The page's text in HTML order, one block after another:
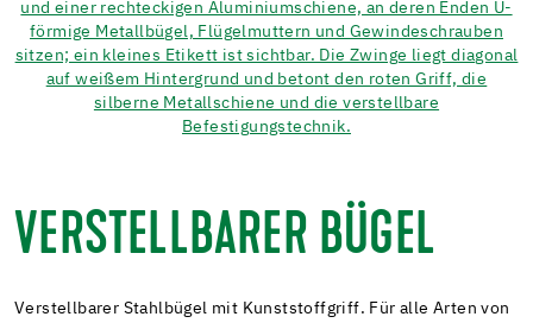
VERSTELLBARER BÜGEL
Verstellbarer Stahlbügel mit Kunststoffgriff. Für alle Arten von